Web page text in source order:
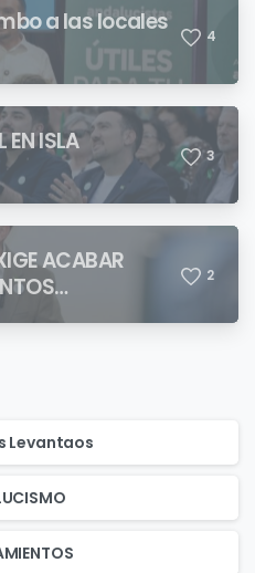
a las locales
4
EN ISLA
3
ACABAR
2
Levantaos